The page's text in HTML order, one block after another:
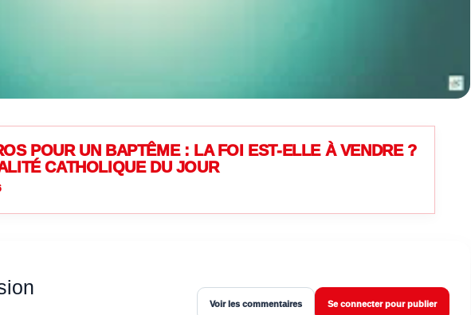
POUR UN BAPTÊME : LA FOI EST-ELLE À VENDRE ?
CATHOLIQUE DU JOUR
Voir les commentaires Se connecter pour publier